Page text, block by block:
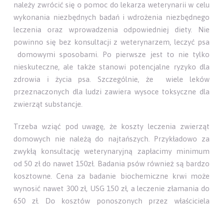
należy zwrócić się o pomoc do lekarza weterynarii w celu
wykonania niezbędnych badań i wdrożenia niezbędnego
leczenia oraz wprowadzenia odpowiedniej diety. Nie
powinno się bez konsultacji z weterynarzem, leczyć psa
domowymi sposobami. Po pierwsze jest to nie tylko
nieskuteczne, ale także stanowi potencjalne ryzyko dla
zdrowia i życia psa. Szczególnie, że wiele leków
przeznaczonych dla ludzi zawiera wysoce toksyczne dla
zwierząt substancje.
Trzeba wziąć pod uwagę, że koszty leczenia zwierząt
domowych nie należą do najtańszych. Przykładowo za
zwykłą konsultację weterynaryjną zapłacimy minimum
od 50 zł do nawet 150zł. Badania psów również są bardzo
kosztowne. Cena za badanie biochemiczne krwi może
wynosić nawet 300 zł, USG 150 zł, a leczenie złamania do
650 zł. Do kosztów ponoszonych przez właściciela